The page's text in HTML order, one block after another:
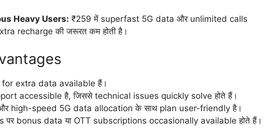
Heavy Users: ₹259 में superfast 5G data और unlimited calls
recharge की जरूरत कम होती है।
extra data available हैं।
accessible है, जिससे technical issues quickly solve होते हैं।
high-speed 5G data allocation के साथ plan user-friendly है।
पर bonus data या OTT subscriptions occasionally available होते हैं।